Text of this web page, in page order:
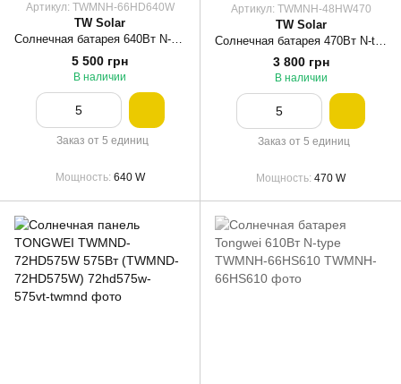
Артикул: TWMNH-66HD640W
TW Solar
Солнечная батарея 640Вт N-type, Dual-glass Bifacial, TWMNH-66HD640W, cable 400/200 mm, Tongwei
5 500 грн
В наличии
Заказ от 5 единиц
Мощность 640 W
Артикул: TWMNH-48HW470
TW Solar
3 800 грн
В наличии
Заказ от 5 единиц
Мощность 470 W